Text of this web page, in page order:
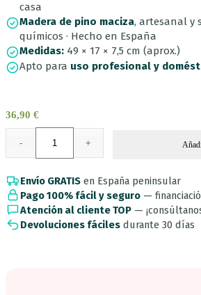
casa
Madera de pino maciza, artesanal y
químicos · Hecho en España
Medidas: 49 × 17 × 7,5 cm (aprox.)
Apto para uso profesional y
36,90 €
Envío GRATIS en España peninsular
Pago 100% fácil y seguro —
Atención al cliente TOP —
Devoluciones fáciles durante 30 días